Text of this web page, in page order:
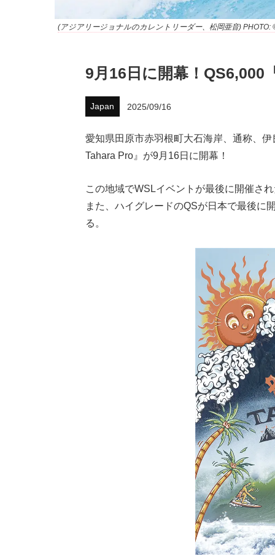
(アジアリージョナルのカレントリーダー、松岡亜音) PHOTO:
9月16日に開幕！
Japan 2025/09/16
愛知県田原市赤羽根町大石海岸、通称、
Tahara Pro』が9月16日に開幕！
この地域でWSLイベントが最後に開催さ
また、ハイグレードのQSが日本で最後に
る。